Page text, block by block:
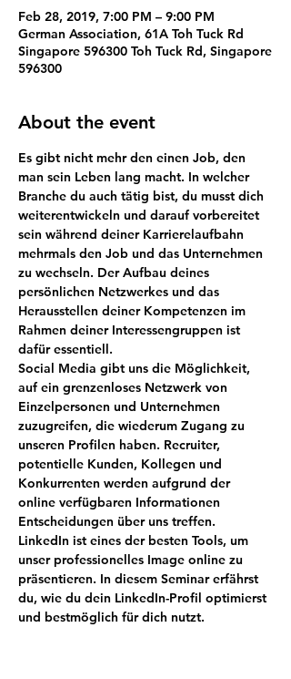
Feb 28, 2019, 7:00 PM – 9:00 PM
German Association, 61A Toh Tuck Rd
Singapore 596300 Toh Tuck Rd, Singapore
596300
About the event
Es gibt nicht mehr den einen Job, den
man sein Leben lang macht. In welcher
Branche du auch tätig bist, du musst dich
weiterentwickeln und darauf vorbereitet
sein während deiner Karrierelaufbahn
mehrmals den Job und das Unternehmen
zu wechseln. Der Aufbau deines
persönlichen Netzwerkes und das
Herausstellen deiner Kompetenzen im
Rahmen deiner Interessengruppen ist
Social Media gibt uns die Möglichkeit,
auf ein grenzenloses Netzwerk von
Einzelpersonen und Unternehmen
zuzugreifen, die wiederum Zugang zu
unseren Profilen haben. Recruiter,
potentielle Kunden, Kollegen und
Konkurrenten werden aufgrund der
online verfügbaren Informationen
Entscheidungen über uns treffen.
LinkedIn ist eines der besten Tools, um
unser professionelles Image online zu
präsentieren. In diesem Seminar erfährst
du, wie du dein LinkedIn-Profil optimierst
und bestmöglich für dich nutzt.